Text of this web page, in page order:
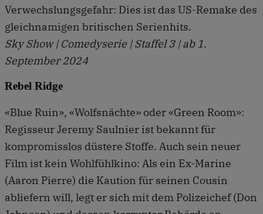
Verwechslungsgefahr: Dies ist das US-Remake des
gleichnamigen britischen Serienhits.
Sky Show | Comedyserie | Staffel 3 | ab 1.
September 2024
Rebel Ridge
«Blue Ruin», «Wolfsnächte» oder «Green Room»:
Regisseur Jeremy Saulnier ist bekannt für
kompromisslos düstere Stoffe. Auch sein neuer
Film ist kein Wohlfühlkino: Als ein Ex-Marine
(Aaron Pierre) die Kaution für seinen Cousin
abliefern will, legt er sich mit dem Polizeichef (Don